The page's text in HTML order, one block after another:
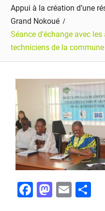
Appui à la création d’une
Grand Nokoué
Séance d’échange avec
techniciens de la
F M E P